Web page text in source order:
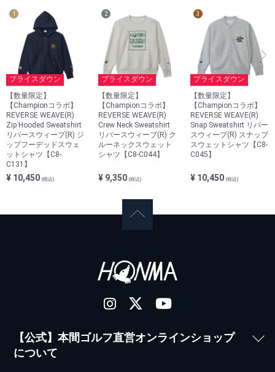
プライスダウン
【数量限定】
【Championコラボ】
REVERSE WEAVE(R)
Zip Hooded Sweatshirt
リバースウィーブ(R) ジ
ップフーデッドスウェ
ットシャツ【C8-
C131】
¥ 10,450 (税込)
プライスダウン
【数量限定】
【Championコラボ】
REVERSE WEAVE(R)
Crew Neck Sweatshirt
リバースウィーブ(R) ク
ルーネックスウェット
シャツ【C8-C044】
¥ 9,350 (税込)
プライスダウン
【数量限定】
【Championコラボ】
REVERSE WEAVE(R)
Snap Sweatshirt リバー
スウィーブ(R) スナップ
スウェットシャツ【C8-
C045】
¥ 10,450 (税込)
【公式】本間ゴルフ直営オンラインショップ
について